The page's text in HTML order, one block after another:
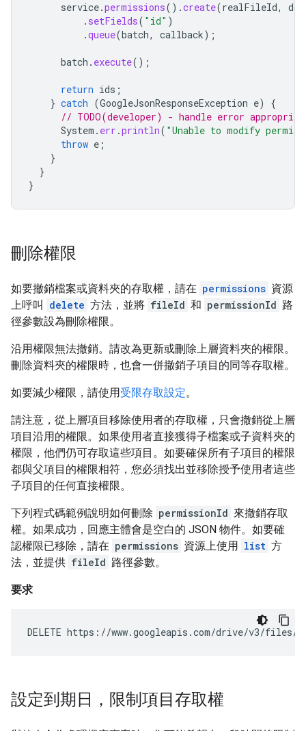
service.permissions().create(realFileId,
. setFields( "id" )
.queue(batch, callback);
batch . execute();
return ids ;
} catch (GoogleJsonResponseException e)
{
// TODO(developer) - handle error
System . err .println( "Unable to modify
throw e ;
}
}
}
刪除權限
如要撤銷檔案或資料夾的存取權，請在 permissions 資源
上呼叫
delete 方法，並將 fileId 和 permissionId 路
徑參數設為刪除權限。
沿用權限無法撤銷。請改為更新或刪除上層資料夾的權限。
刪除資料夾的權限時，也會一併撤銷子項目的同等存取權。
如要減少權限，請使用受限存取設定。
請注意，從上層項目移除使用者的存取權，只會撤銷從上層
項目沿用的權限。如果使用者直接獲得子檔案或子資料夾的
權限，他們仍可存取這些項目。如要確保所有子項目的權限
都與父項目的權限相符，您必須找出並移除授予使用者這些
子項目的任何直接權限。
下列程式碼範例說明如何刪除 permissionId 來撤銷存取
權。如果成功，回應主體會是空白的 JSON 物件。如要確
認權限已移除，請在 permissions 資源上使用 list 方
法，並提供 fileId 路徑參數。
要求
DELETE https://www.googleapis.com/drive/v3/files/
設定到期日，限制項目存取權